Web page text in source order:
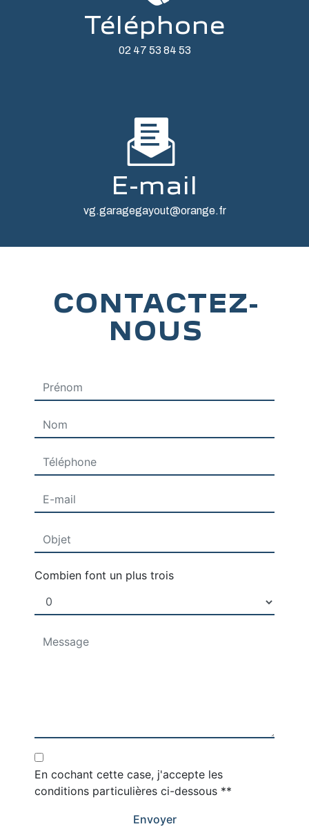
Téléphone
02 47 53 84 53
E-mail
vg.garagegayout@orange.fr
CONTACTEZ-
NOUS
Combien font un plus trois
En cochant cette case, j'accepte les
conditions particulières ci-dessous **
Envoyer